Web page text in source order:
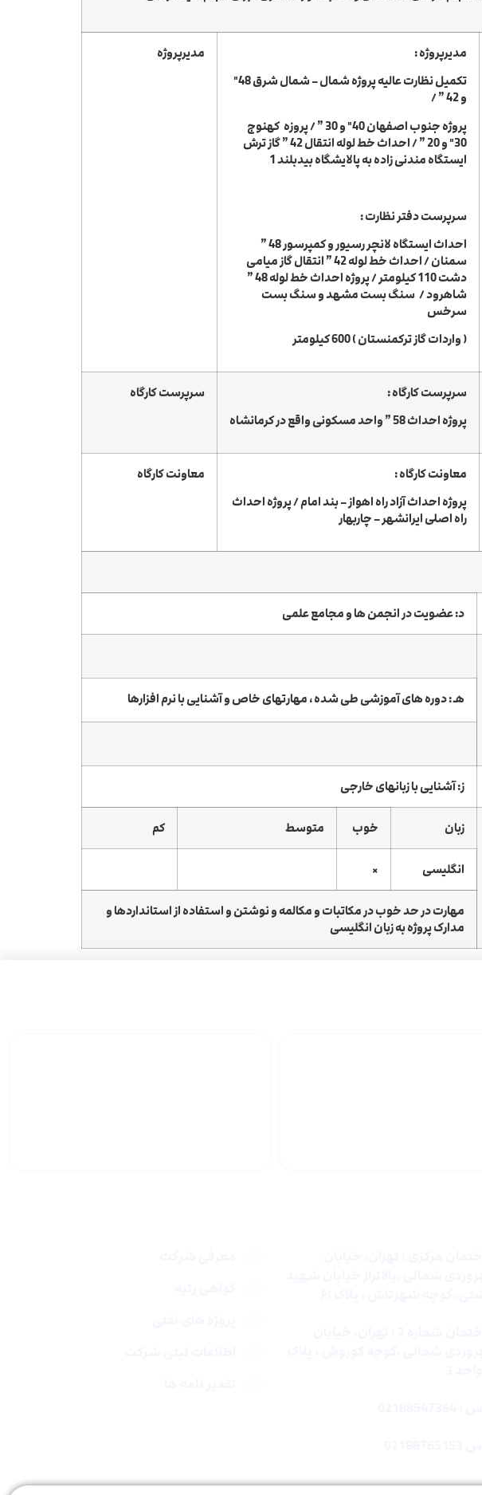
مدیرپروژه :
تکمیل نظارت عالیه پروژه شمال – شمال شرق 48″
و 42 ” /
پروژه جنوب اصفهان 40″ و 30 ” / پروزه کهنوج
30″ و 20 ” / احداث خط لوله انتقال 42 ” گاز ترش
ایستگاه مندنی زاده به پالایشگاه بیدبلند 1
سرپرست دفتر نظارت :
احداث ایستگاه لانچر رسیور و کمپرسور 48 ”
سمنان /
احداث خط لوله 42 ” انتقال گاز میامی
دشت 110 کیلومتر / پروژه احداث خط لوله 48 ”
شاهرود / سنگ بست مشهد و سنگ بست
سرخس
( واردات گاز ترکمنستان ) 600 کیلومتر
مدیرپروژه
سرپرست کارگاه :
پروژه احداث 58 ” واحد مسکونی واقع در کرمانشاه
سرپرست کارگاه
معاونت کارگاه:
پروژه احداث آزاد راه اهواز – بند امام / پروژه احداث
راه اصلی ایرانشهر – چاربهار
معاونت کارگاه
د: عضویت در انجمن ها و مجامع علمی
هـ :دوره های آموزشی طی شده ، مهارتهای خاص و آشنایی با نرم افزارها
ز: آشنایی با زبانهای خارجی
زبان خوب متوسط کم
انگلیسی ×
مهارت در حد خوب در مکاتبات و مکالمه و نوشتن و استفاده از استانداردها و
مدارک پروژه به زبان انگلیسی